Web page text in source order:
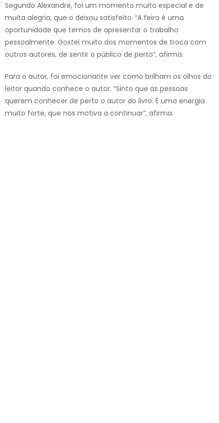
Segundo Alexandre, foi um momento muito especial e de
muita alegria, que o deixou satisfeito. “A feira é uma
oportunidade que temos de apresentar o trabalho
pessoalmente. Gostei muito dos momentos de troca com
outros autores, de sentir o público de perto”, afirma.
Para o autor, foi emocionante ver como brilham os olhos do
leitor quando conhece o autor. “Sinto que as pessoas
querem conhecer de perto o autor do livro. É uma energia
muito forte, que nos motiva a continuar”, afirma.